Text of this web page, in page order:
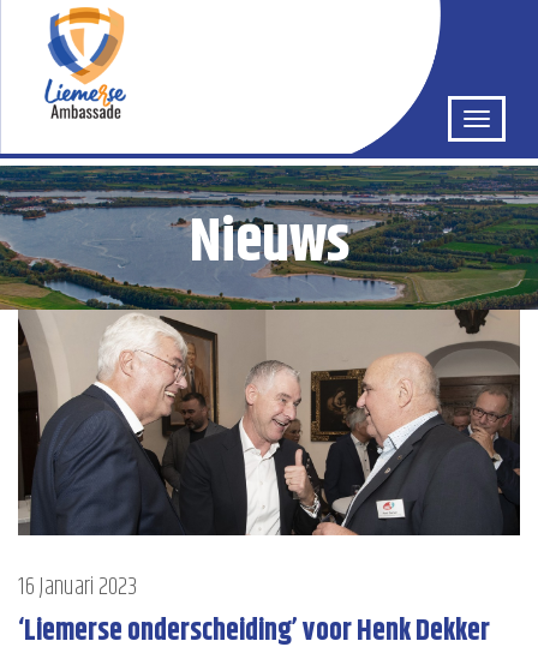
Nieuws
16 Januari 2023
‘Liemerse onderscheiding’ voor Henk Dekker